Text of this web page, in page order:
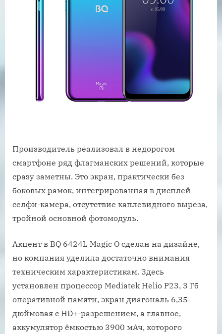
Производитель реализовал в недорогом
смартфоне ряд флагманских решений, которые
сразу заметны. Это экран, практически без
боковых рамок, интегрированная в дисплей
селфи-камера, отсутствие каплевидного выреза,
тройной основной фотомодуль.
Акцент в BQ 6424L Magic O сделан на дизайне,
но компания уделила достаточно внимания
техническим характеристикам. Здесь
установлен процессор Mediatek Helio P23, 3 Гб
оперативной памяти, экран диагональ 6,35-
дюймовая с HD+-разрешением, а главное,
аккумулятор ёмкостью 3900 мАч, которого